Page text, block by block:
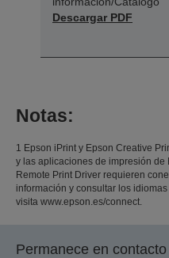
Descargar PDF
Notas:
1 Epson iPrint y Epson Creative
y las aplicaciones de impresión de
Remote Print Driver requieren
información y consultar los
visita www.epson.es/connect.
Permanece en